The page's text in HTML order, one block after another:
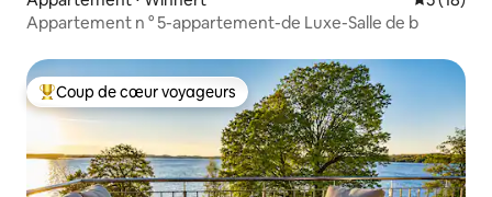
Appartement n ° 5-appartement-de Luxe-Salle de b
Coups de cœur voyageurs les plus appréciés
Coup de cœur voyageurs